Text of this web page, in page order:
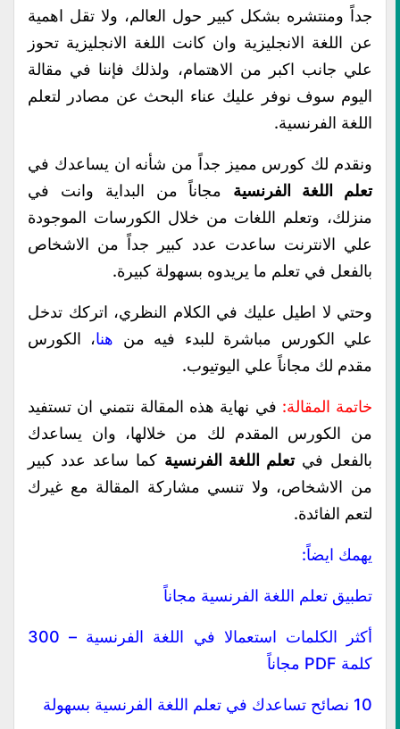
جداً ومنتشره بشكل كبير حول العالم، ولا تقل اهمية
عن اللغة الانجليزية وان كانت اللغة الانجليزية تحوز
علي جانب اكبر من الاهتمام، ولذلك فإننا في مقالة
اليوم سوف نوفر عليك عناء البحث عن مصادر لتعلم
اللغة الفرنسية.
ونقدم لك كورس مميز جداً من شأنه ان يساعدك في
تعلم اللغة الفرنسية مجاناً من البداية وانت في
منزلك، وتعلم اللغات من خلال الكورسات الموجودة
علي الانترنت ساعدت عدد كبير جداً من الاشخاص
بالفعل في تعلم ما يريدوه بسهولة كبيرة.
وحتي لا اطيل عليك في الكلام النظري، اتركك تدخل
علي الكورس مباشرة للبدء فيه من هنا، الكورس
مقدم لك مجاناً علي اليوتيوب.
خاتمة المقالة: في نهاية هذه المقالة نتمني ان تستفيد
من الكورس المقدم لك من خلالها، وان يساعدك
بالفعل فيتعلم اللغة الفرنسية كما ساعد عدد كبير
من الاشخاص، ولا تنسي مشاركة المقالة مع غيرك
لتعم الفائدة.
يهمك ايضاً:
تطبيق تعلم اللغة الفرنسية مجاناً
أكثر الكلمات استعمالا في اللغة الفرنسية – 300
كلمة PDF مجاناً
10 نصائح تساعدك في تعلم اللغة الفرنسية بسهولة